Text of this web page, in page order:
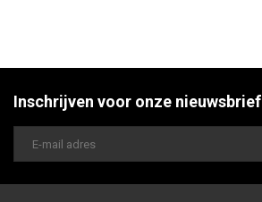
Inschrijven voor onze nieuwsbrief